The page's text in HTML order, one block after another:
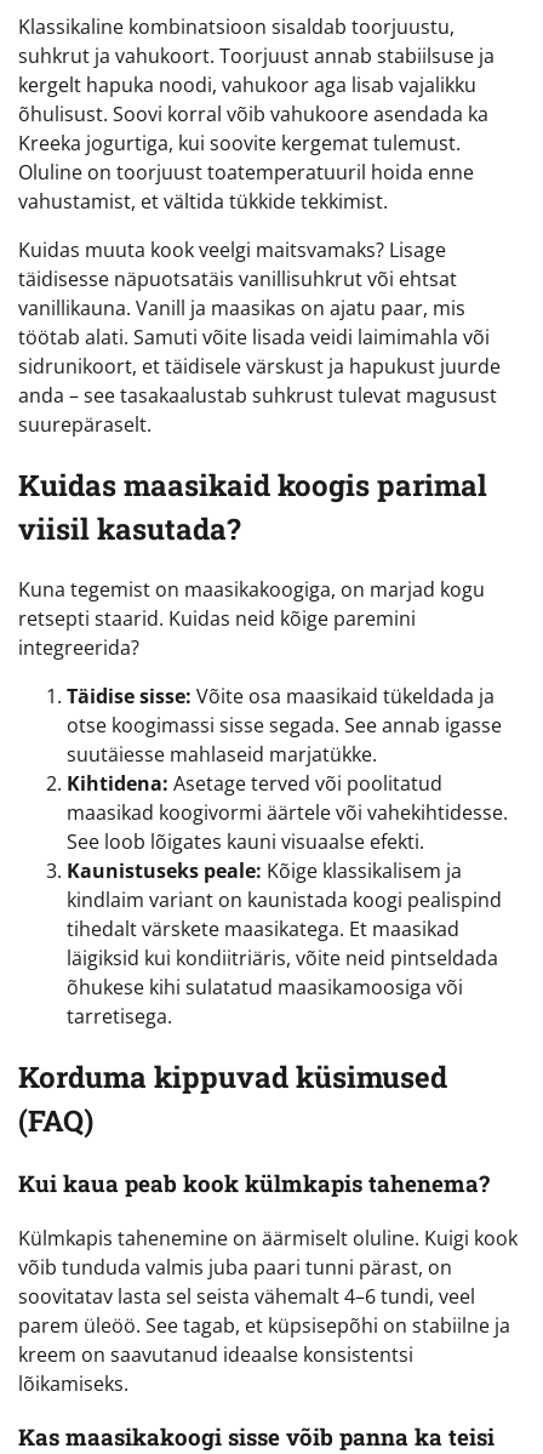
Klassikaline kombinatsioon sisaldab toorjuustu,
suhkrut ja vahukoort. Toorjuust annab stabiilsuse ja
kergelt hapuka noodi, vahukoor aga lisab vajalikku
õhulisust. Soovi korral võib vahukoore asendada ka
Kreeka jogurtiga, kui soovite kergemat tulemust.
Oluline on toorjuust toatemperatuuril hoida enne
vahustamist, et vältida tükkide tekkimist.
Kuidas muuta kook veelgi maitsvamaks? Lisage
täidisesse näpuotsatäis vanillisuhkrut või ehtsat
vanillikauna. Vanill ja maasikas on ajatu paar, mis
töötab alati. Samuti võite lisada veidi laimimahla või
sidrunikoort, et täidisele värskust ja hapukust juurde
anda – see tasakaalustab suhkrust tulevat magusust
suurepäraselt.
Kuidas maasikaid koogis parimal
viisil kasutada?
Kuna tegemist on maasikakoogiga, on marjad kogu
retsepti staarid. Kuidas neid kõige paremini
integreerida?
Täidise sisse: Võite osa maasikaid tükeldada ja
otse koogimassi sisse segada. See annab igasse
suutäiesse mahlaseid marjatükke.
Kihtidena: Asetage terved või poolitatud
maasikad koogivormi äärtele või vahekihtidesse.
See loob lõigates kauni visuaalse efekti.
Kaunistuseks peale: Kõige klassikalisem ja
kindlaim variant on kaunistada koogi pealispind
tihedalt värskete maasikatega. Et maasikad
läigiksid kui kondiitriäris, võite neid pintseldada
õhukese kihi sulatatud maasikamoosiga või
tarretisega.
Korduma kippuvad küsimused
(FAQ)
Kui kaua peab kook külmkapis tahenema?
Külmkapis tahenemine on äärmiselt oluline. Kuigi kook
võib tunduda valmis juba paari tunni pärast, on
soovitatav lasta sel seista vähemalt 4–6 tundi, veel
parem üleöö. See tagab, et küpsisepõhi on stabiilne ja
kreem on saavutanud ideaalse konsistentsi
lõikamiseks.
Kas maasikakoogi sisse võib panna ka teisi